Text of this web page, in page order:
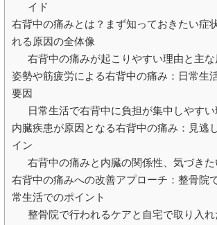
イド
右背中の痛みとは？まず知っておきたい症
れる原因の全体像
右背中の痛みが起こりやすい理由と主
姿勢や筋疲労による右背中の痛み：日常生
要因
日常生活で右背中に負担が集中しやすい
内臓疾患が原因となる右背中の痛み：見逃
イン
右背中の痛みと内臓の関係性、気づき
右背中の痛みへの改善アプローチ：整骨院
常生活でのポイント
整骨院で行われるケアと自宅で取り入れ